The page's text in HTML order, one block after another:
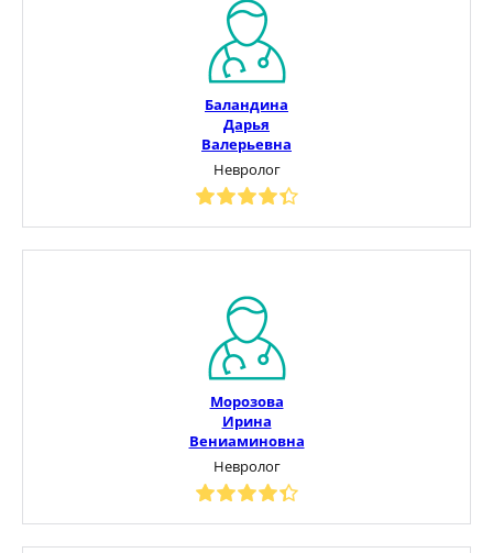
Баландина
Дарья
Валерьевна
Невролог
Морозова
Ирина
Вениаминовна
Невролог